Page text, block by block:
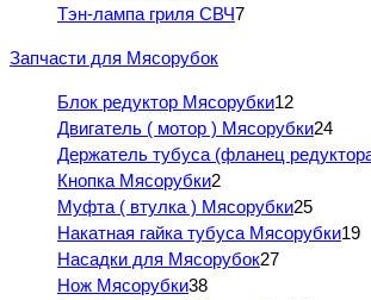
Тэн-лампа гриля СВЧ7
Запчасти для Мясорубок
Блок редуктор Мясорубки12
Двигатель ( мотор ) Мясорубки24
Держатель тубуса (фланец
Кнопка Мясорубки2
Муфта ( втулка ) Мясорубки25
Накатная гайка тубуса Мясорубки19
Насадки для Мясорубок27
Нож Мясорубки38